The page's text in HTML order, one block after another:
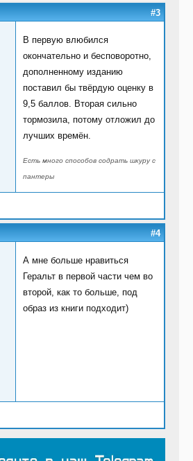
#3
В первую влюбился
окончательно и бесповоротно,
дополненному изданию
поставил бы твёрдую оценку в
9,5 баллов. Вторая сильно
тормозила, потому отложил до
лучших времён.
Есть много способов содрать шкуру с
пантеры
#4
А мне больше нравиться
Геральт в первой части чем во
второй, как то больше, под
образ из книги подходит)